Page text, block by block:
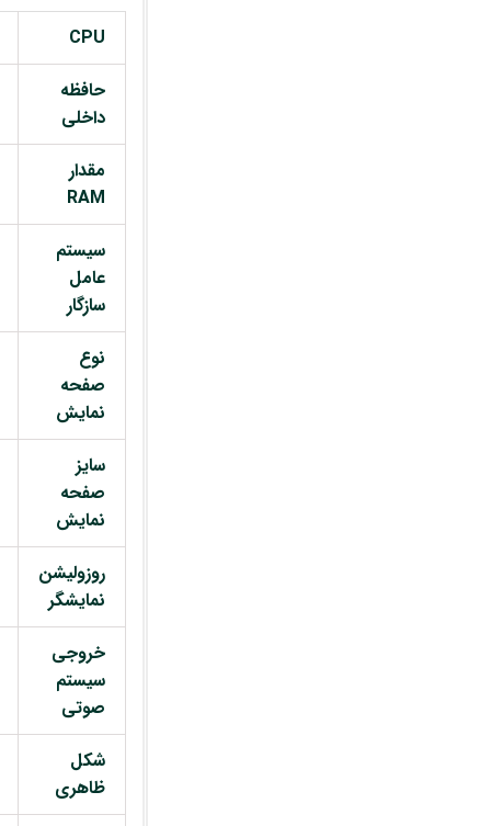
CPU
حافظه
داخلی
مقدار
RAM
سیستم
عامل
سازگار
نوع
صفحه
نمایش
سایز
صفحه
نمایش
روزولیشن
نمایشگر
خروجی
سیستم
صوتی
شکل
ظاهری